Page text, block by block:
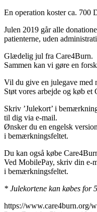
En operation koster ca. 700
Julen 2019 går alle
patienterne, uden
Glædelig jul fra Care4Burn.
Sammen kan vi gøre en
Vil du give en julegave med
Støt vores arbejde og køb et
Skriv ’Julekort’ i
til dig via e-mail.
Ønsker du en engelsk
i bemærkningsfeltet.
Du kan også købe
Ved MobilePay, skriv din e-
i bemærkningsfeltet.
* Julekortene kan købes for
https://www.care4burn.org/